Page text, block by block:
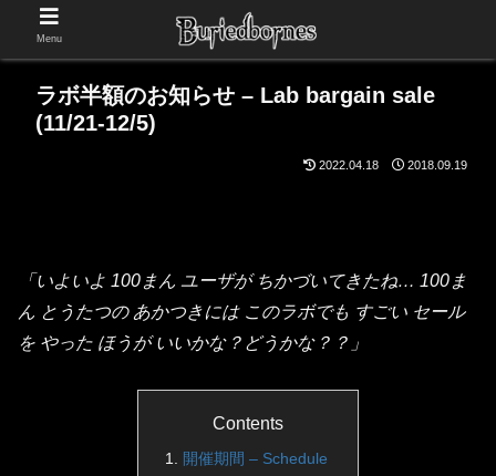
ラボ半額のお知らせ – Lab bargain sale
(11/21-12/5)
2022.04.18 2018.09.19
「いよいよ 100まん ユーザが ちかづいてきたね… 100ま
ん とうたつの あかつきには このラボでも すごい セール
を やった ほうが いいかな？どうかな？？」
Contents
開催期間 – Schedule
Menu